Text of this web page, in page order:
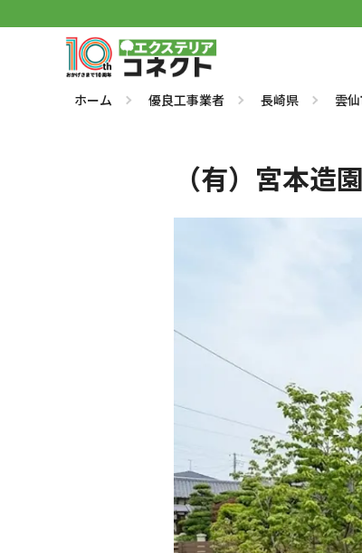
ホーム 優良工事業者 長崎県 雲
（有）宮本造園